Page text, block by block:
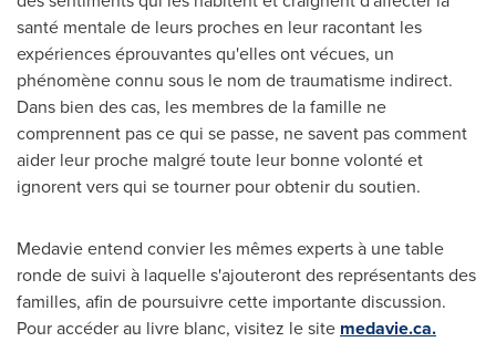
santé mentale de leurs proches en leur racontant les
expériences éprouvantes qu'elles ont vécues, un
phénomène connu sous le nom de traumatisme indirect.
Dans bien des cas, les membres de la famille ne
comprennent pas ce qui se passe, ne savent pas comment
aider leur proche malgré toute leur bonne volonté et
ignorent vers qui se tourner pour obtenir du soutien.
Medavie entend convier les mêmes experts à une table
ronde de suivi à laquelle s'ajouteront des représentants des
familles, afin de poursuivre cette importante discussion.
Pour accéder au livre blanc, visitez le site medavie.ca.